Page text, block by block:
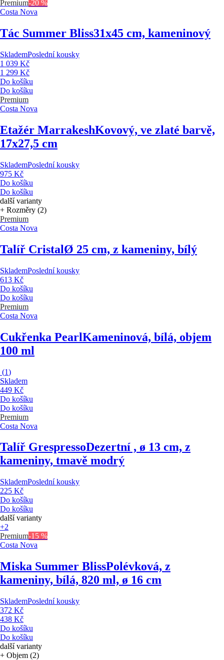
Premium-20 %
Costa Nova
Tác Summer Bliss31x45 cm, kameninový
SklademPoslední kousky
1 039 Kč
1 299 Kč
Do košíku
Do košíku
Premium
Costa Nova
Etažér MarrakeshKovový, ve zlaté barvě,
17x27,5 cm
SklademPoslední kousky
975 Kč
Do košíku
Do košíku
další varianty
+ Rozměry (2)
Premium
Costa Nova
Talíř CristalØ 25 cm, z kameniny, bílý
SklademPoslední kousky
613 Kč
Do košíku
Do košíku
Premium
Costa Nova
Cukřenka PearlKameninová, bílá, objem
100 ml
(1)
Skladem
449 Kč
Do košíku
Do košíku
Premium
Costa Nova
Talíř GrespressoDezertní , ø 13 cm, z
kameniny, tmavě modrý
SklademPoslední kousky
225 Kč
Do košíku
Do košíku
další varianty
+2
Premium-15 %
Costa Nova
Miska Summer BlissPolévková, z
kameniny, bílá, 820 ml, ø 16 cm
SklademPoslední kousky
372 Kč
438 Kč
Do košíku
Do košíku
další varianty
+ Objem (2)